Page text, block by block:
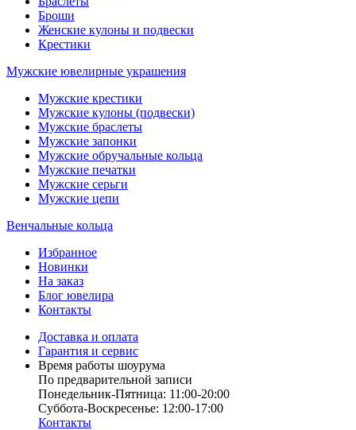
Броши
Женские кулоны и подвески
Крестики
Мужские ювелирные украшения
Мужские крестики
Мужские кулоны (подвески)
Мужские браслеты
Мужские запонки
Мужские обручальные кольца
Мужские печатки
Мужские серьги
Мужские цепи
Венчальные кольца
Избранное
Новинки
На заказ
Блог ювелира
Контакты
Доставка и оплата
Гарантия и сервис
Время работы шоурума
По предварительной записи
Понедельник-Пятница: 11:00-20:00
Суббота-Bоcкресенье: 12:00-17:00
Контакты